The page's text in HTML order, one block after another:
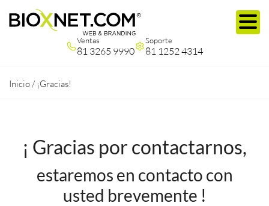
Ventas
81 3265 9990
Soporte
81 1252 4314
Inicio /¡Gracias!
¡ Gracias por contactarnos,
estaremos en contacto con
usted brevemente !